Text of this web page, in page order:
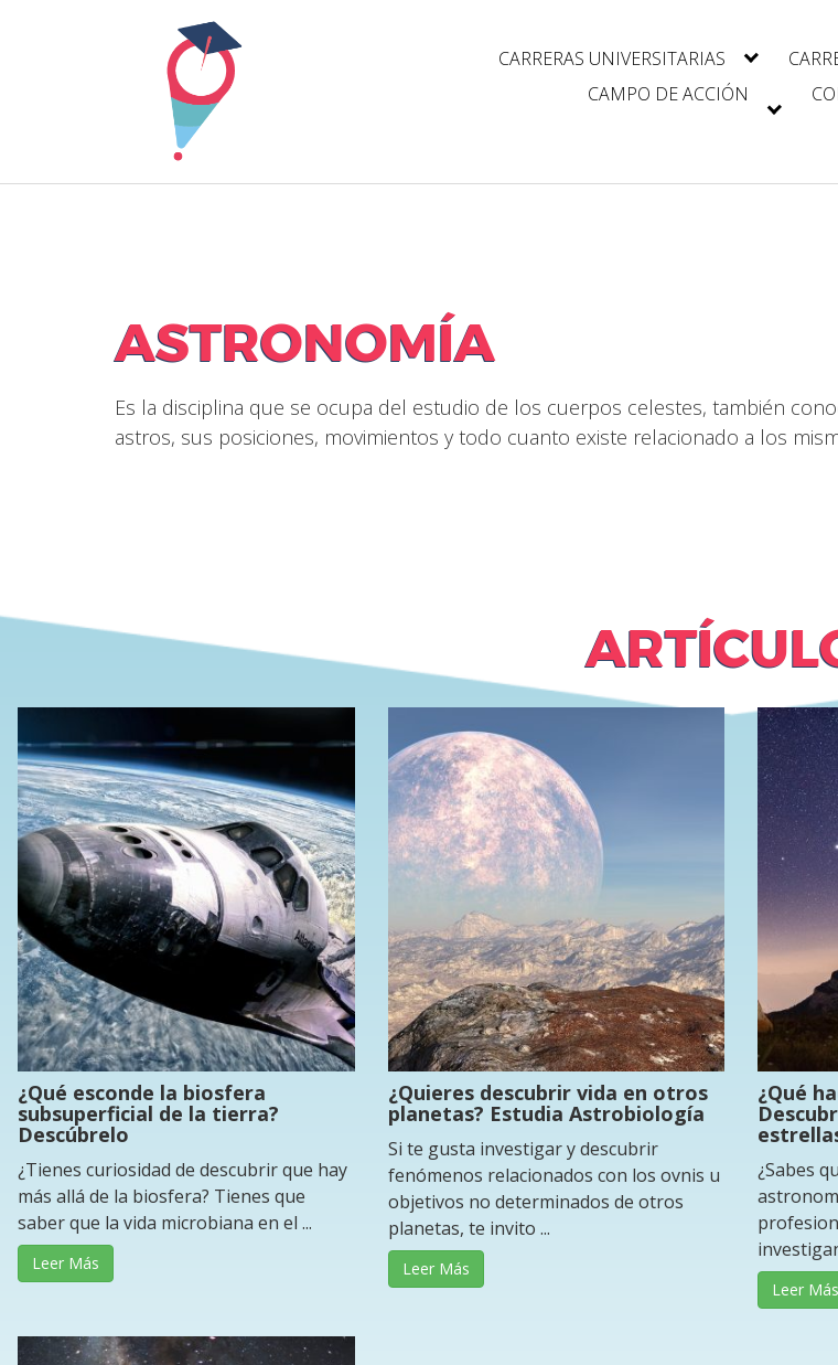
CARRERAS UNIVERSITARIAS
CAMPO DE ACCIÓN
ASTRONOMÍA
Es la disciplina que se ocupa del estudio de los cuerpos celestes, también
astros, sus posiciones, movimientos y todo cuanto existe relacionado a los
¿Qué esconde la biosfera
subsuperficial de la tierra?
Descúbrelo
¿Tienes curiosidad de descubrir que hay
más allá de la biosfera? Tienes que
saber que la vida microbiana en el ...
Leer Más
¿Quieres descubrir vida en otros
planetas? Estudia Astrobiología
Si te gusta investigar y descubrir
fenómenos relacionados con los ovnis u
objetivos no determinados de otros
planetas, te invito ...
Leer Más
¿Qué
¿Sabes
Leer Más